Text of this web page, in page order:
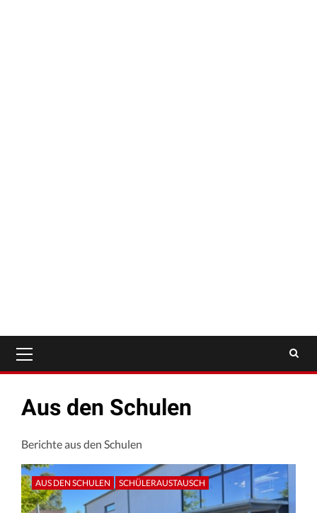
Menü
Aus den Schulen
Berichte aus den Schulen
AUS DEN SCHULEN SCHÜLERAUSTAUSCH